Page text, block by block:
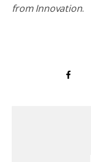
from Innovation.